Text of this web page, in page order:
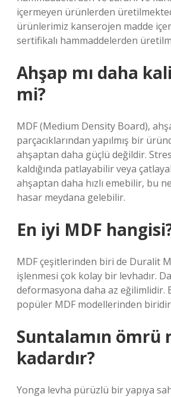
içermeyen ürünlerden
ürünlerimiz kanserojen madde
sertifikalı hammaddelerden
Ahşap mı daha
mi?
MDF (Medium Density Board),
parçacıklarından yapılmış bir
ahşaptan daha güçlü değildir.
kaldığında patlayabilir veya
ahşaptan daha hızlı emebilir, bu
hasar meydana gelebilir.
En iyi MDF
MDF çeşitlerinden biri de Duralit
işlenmesi çok kolay bir levhadır.
deformasyona daha az eğilimlidir.
popüler MDF modellerinden
Suntalamın ömrü
kadardır?
Yonga levha pürüzlü bir yapıya